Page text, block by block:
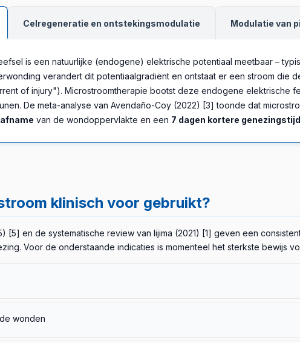
Celregeneratie en ontstekingsmodulatie Modulatie van
is een natuurlijke (endogene) elektrische potentiaal meetbaar –
verandert dit potentiaalgradiënt en ontstaat er een stroom die
of injury"). Microstroomtherapie bootst deze endogene elektrische
De meta-analyse van Avendaño-Coy (2022) [3] toonde dat
van de wondoppervlakte en een 7 dagen kortere genezingstijd
klinisch voor gebruikt?
[5] en de systematische review van Iijima (2021) [1] geven een
Voor de onderstaande indicaties is momenteel het sterkste bewijs
Scale (p < 0,01). De systematische review van Iijima (2021)
wonden